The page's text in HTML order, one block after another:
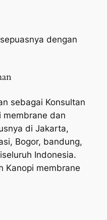
dengan
sebagai Konsultan
membrane dan
di Jakarta,
Bogor, bandung,
Indonesia.
Kanopi membrane